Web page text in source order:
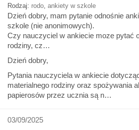
Rodzaj: rodo ankiety w szkole
Dzień dobry, mam pytanie odnośnie
szkole (nie anonimowych).
Czy nauczyciel w ankiecie moze pytać
rodziny, cz…
Dzień dobry,
Pytania nauczyciela w ankiecie
materialnego rodziny oraz spożywania
papierosów przez ucznia są n…
03/09/2025